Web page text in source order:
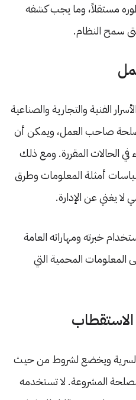
مستقلاً، وما يجب كشفه
سمح النظام.
الفنية والتجارية والصناعية
صاحب العمل، ويمكن أن
في الحالات المقررة. ومع ذلك
أمثلة المعلومات وطرق
لا يغني عن الإدارة.
خبرته ومهاراته العامة
المعلومات المحمية التي
ويخضع لشروط من حيث
المشروعة. لا تستخدمه